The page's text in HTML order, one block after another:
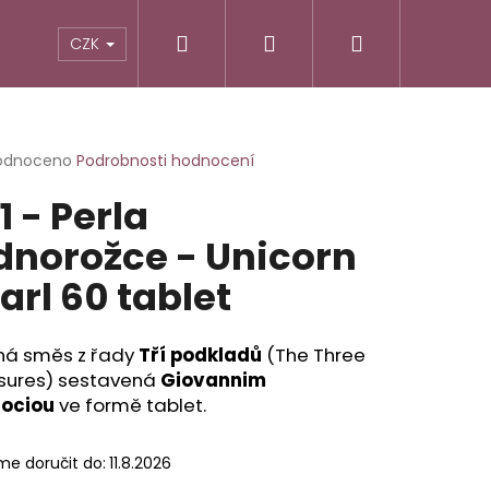
ALTERNATIVNÍ RECEPTURY
CZK Přihlášení
Podrobnosti hodnocení
- Perla
- Unicorn
60 tablet
směs z řady Tří podkladů (The Three
sestavená Giovannim
ve formě tablet.
doručit do: 11.8.2026